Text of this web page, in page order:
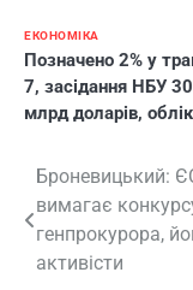
ЕКОНОМІКА
Позначено 2% у
7, засідання НБУ
млрд доларів,
Навігація
записів
Броневицький:
вимагає
генпрокурора,
активісти